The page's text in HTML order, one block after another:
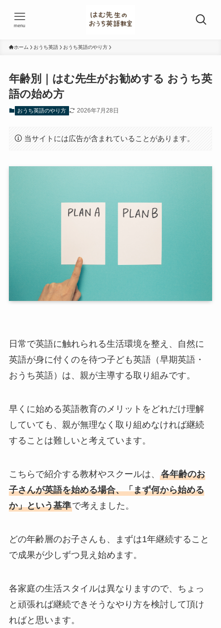
menu
ホーム おうち英語 おうち英語のやり方
年齢別｜はむ先生がお勧めする おうち英
語の始め方
おうち英語のやり方 2026年7月28日
当サイトには広告が含まれていることがあります。
日常で英語に触れられる生活環境を整え、自然に
英語が身に付くのを待つ子ども英語（早期英語・
おうち英語）は、親が主導する取り組みです。
早くに始める英語教育のメリットをどれだけ理解
していても、親が無理なく取り組めなければ継続
することは難しいと考えています。
こちらで紹介する教材やスクールは、 各年齢のお
子さんが英語を始める場合、「まず何から始める
か」という基準で考えました。
どの年齢層のお子さんも、まずは1年継続すること
で成果が少しずつ見え始めます。
各家庭の生活スタイルは異なりますので、ちょっ
と頑張れば継続できそうなやり方を検討して頂け
ればと思います。